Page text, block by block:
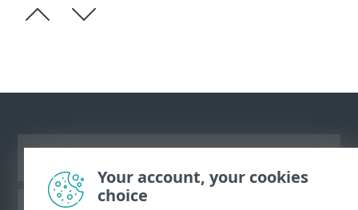
Your account, your cookies
choice